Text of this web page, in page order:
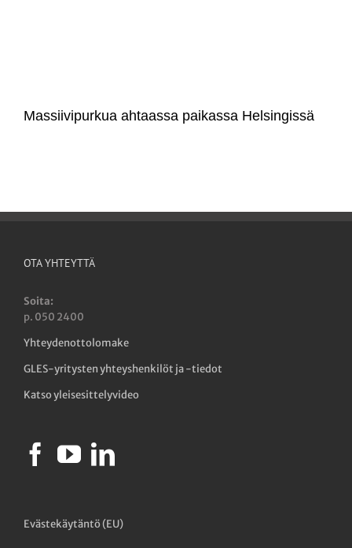
Massiivipurkua ahtaassa paikassa Helsingissä
OTA YHTEYTTÄ
Soita:
p. 050 2400
Yhteydenottolomake
GLES-yritysten yhteyshenkilöt ja -tiedot
Katso yleisesittelyvideo
Evästekäytäntö (EU)